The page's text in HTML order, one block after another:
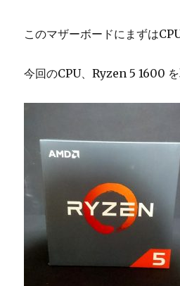
このマザーボードにまずは
今回のCPU、Ryzen 5 1600 を